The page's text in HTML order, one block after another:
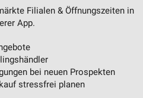
Filialen & Öffnungszeiten in
App.
bei neuen Prospekten
stressfrei planen